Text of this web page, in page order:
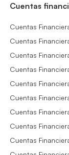
Cuentas
Cuentas
Cuentas
Cuentas
Cuentas
Cuentas
Cuentas
Cuentas
Cuentas
Cuentas